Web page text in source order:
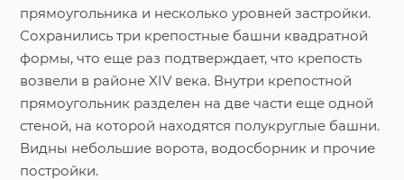
прямоугольника и несколько уровней застройки.
Сохранились три крепостные башни квадратной
формы, что еще раз подтверждает, что крепость
возвели в районе XIV века. Внутри крепостной
прямоугольник разделен на две части еще одной
стеной, на которой находятся полукруглые башни.
Видны небольшие ворота, водосборник и прочие
постройки.